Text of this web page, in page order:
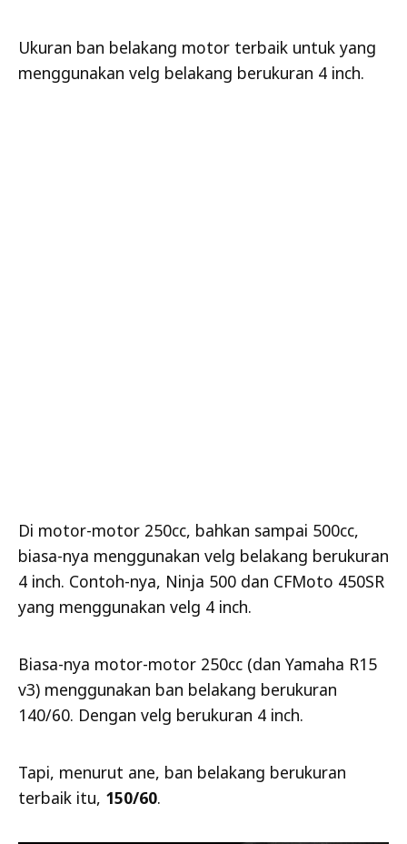
Velg
Berukuran
4
Ukuran ban belakang motor terbaik untuk yang
menggunakan velg belakang berukuran 4 inch.
Di motor-motor 250cc, bahkan sampai 500cc,
biasa-nya menggunakan velg belakang berukuran
4 inch. Contoh-nya, Ninja 500 dan CFMoto 450SR
yang menggunakan velg 4 inch.
Biasa-nya motor-motor 250cc (dan Yamaha R15
v3) menggunakan ban belakang berukuran
140/60. Dengan velg berukuran 4 inch.
Tapi, menurut ane, ban belakang berukuran
terbaik itu, 150/60.